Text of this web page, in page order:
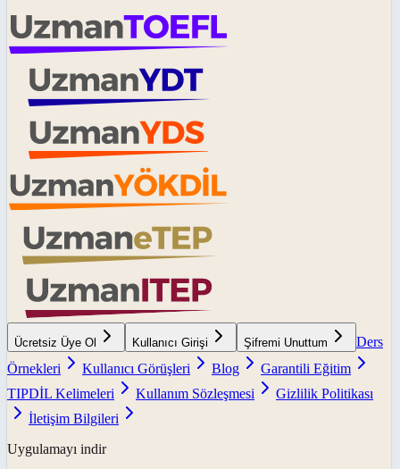
Ücretsiz Üye Ol Kullanıcı Girişi Şifremi Unuttum
Ders
Örnekleri
Kullanıcı Görüşleri Blog
Garantili Eğitim
TIPDİL Kelimeleri
Kullanım Sözleşmesi
Gizlilik Politikası
İletişim Bilgileri
Uygulamayı indir